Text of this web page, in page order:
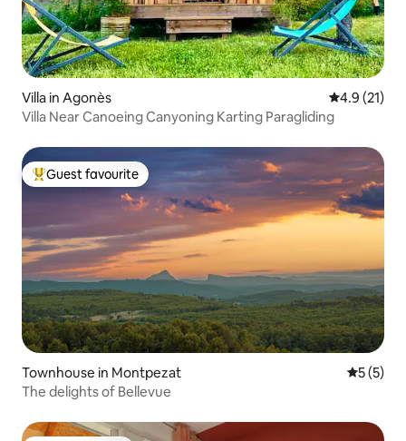
Villa in Agonès 4.9 out of 5
4.9 (21)
Villa Near Canoeing Canyoning Karting Paragliding
Top guest favourite
Guest favourite
Townhouse in Montpezat 5 out of
5 (5)
The delights of Bellevue